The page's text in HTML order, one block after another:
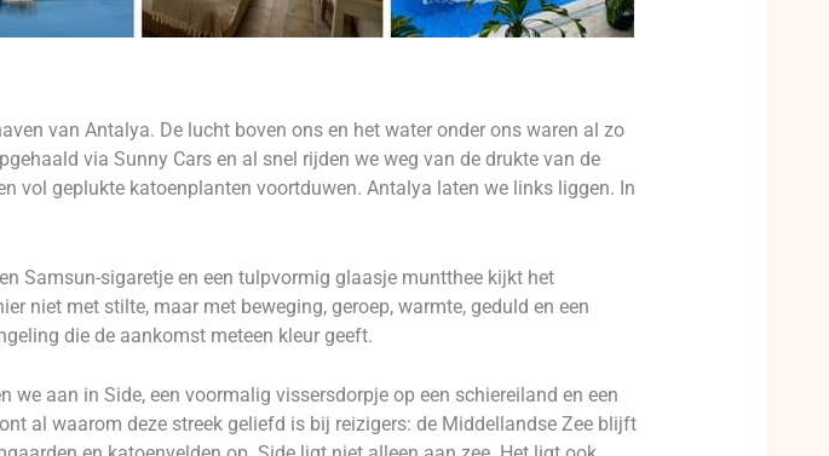
van Antalya. De lucht boven ons en het water onder ons waren al zo
via Sunny Cars en al snel rijden we weg van de drukte van de
vol geplukte katoenplanten voortduwen. Antalya laten we links liggen. In
Samsun-sigaretje en een tulpvormig glaasje muntthee kijkt het
niet met stilte, maar met beweging, geroep, warmte, geduld en een
die de aankomst meteen kleur geeft.
aan in Side, een voormalig vissersdorpje op een schiereiland en een
al waarom deze streek geliefd is bij reizigers: de Middellandse Zee blijft